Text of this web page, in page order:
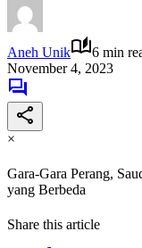
Aneh Unik
6 min
November 4, 2023
×
Gara-Gara Perang,
yang Berbeda
Share this article